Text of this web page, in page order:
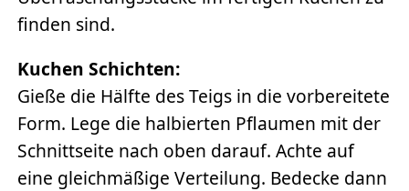
finden sind.
Kuchen Schichten:
Gieße die Hälfte des Teigs in die vorbereitete
Form. Lege die halbierten Pflaumen mit der
Schnittseite nach oben darauf. Achte auf
eine gleichmäßige Verteilung. Bedecke dann